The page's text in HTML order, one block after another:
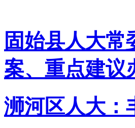
固始县人大
案、重点建议
浉河区人大：